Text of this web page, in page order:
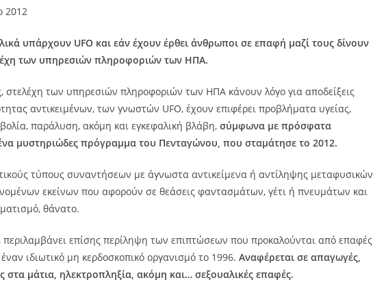
2012
υπάρχουν UFO και εάν έχουν έρθει άνθρωποι σε επαφή μαζί τους δίνουν
των υπηρεσιών πληροφοριών των ΗΠΑ.
των υπηρεσιών πληροφοριών των ΗΠΑ κάνουν λόγο για αποδείξεις
αντικειμένων, των γνωστών UFO, έχουν επιφέρει προβλήματα υγείας,
παράλυση, ακόμη και εγκεφαλική βλάβη, σύμφωνα με πρόσφατα
μυστηριώδες πρόγραμμα του Πενταγώνου, που σταμάτησε το 2012.
τύπους συναντήσεων με άγνωστα αντικείμενα ή αντίληψης μεταφυσικών
εκείνων που αφορούν σε θεάσεις φαντασμάτων, γέτι ή πνευμάτων και
θάνατο.
περιλαμβάνει επίσης περίληψη των επιπτώσεων που προκαλούνται από επαφές
ιδιωτικό μη κερδοσκοπικό οργανισμό το 1996. Αναφέρεται σε απαγωγές,
στα μάτια, ηλεκτροπληξία, ακόμη και… σεξουαλικές επαφές.